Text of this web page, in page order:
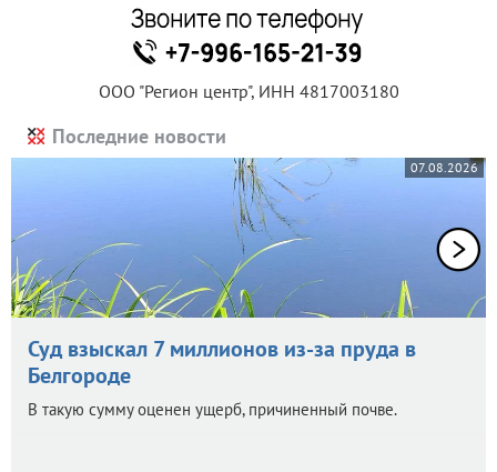
ООО "Регион центр", ИНН 4817003180
Последние новости
07.08.2026
Суд взыскал 7 миллионов из-за пруда в
Белгороде
В такую сумму оценен ущерб, причиненный почве.